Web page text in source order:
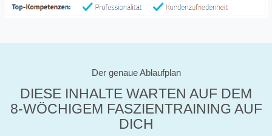
Der genaue Ablaufplan
DIESE INHALTE WARTEN AUF DEM
8-WÖCHIGEM FASZIENTRAINING AUF
DICH